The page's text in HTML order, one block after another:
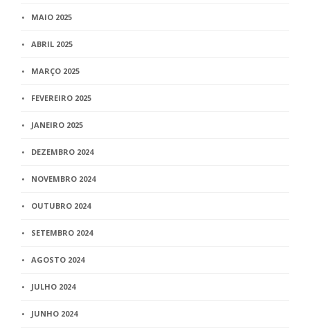
MAIO 2025
ABRIL 2025
MARÇO 2025
FEVEREIRO 2025
JANEIRO 2025
DEZEMBRO 2024
NOVEMBRO 2024
OUTUBRO 2024
SETEMBRO 2024
AGOSTO 2024
JULHO 2024
JUNHO 2024